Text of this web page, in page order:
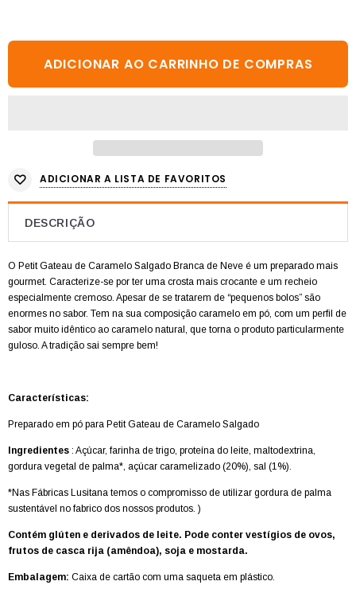
ADICIONAR A LISTA DE FAVORITOS
DESCRIÇÃO
O Petit Gateau de Caramelo Salgado Branca de Neve é ​​um preparado mais
gourmet. Caracterize-se por ter uma crosta mais crocante e um recheio
especialmente cremoso. Apesar de se tratarem de “pequenos bolos” são
enormes no sabor. Tem na sua composição caramelo em pó, com um perfil de
sabor muito idêntico ao caramelo natural, que torna o produto particularmente
guloso. A tradição sai sempre bem!
Características:
Preparado em pó para Petit Gateau de Caramelo Salgado
Ingredientes : Açúcar, farinha de trigo, proteína do leite, maltodextrina,
gordura vegetal de palma*, açúcar caramelizado (20%), sal (1%).
*Nas Fábricas Lusitana temos o compromisso de utilizar gordura de palma
sustentável no fabrico dos nossos produtos. )
Contém glúten e derivados de leite. Pode conter vestígios de ovos,
frutos de casca rija (amêndoa), soja e mostarda.
Embalagem: Caixa de cartão com uma saqueta em plástico.